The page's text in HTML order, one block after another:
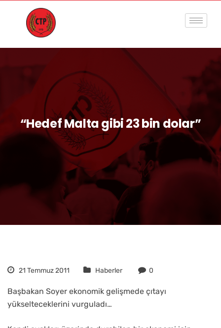
“Hedef Malta gibi 23 bin dolar”
21 Temmuz 2011 Haberler 0
Başbakan Soyer ekonomik gelişmede çıtayı
yükselteceklerini vurguladı…